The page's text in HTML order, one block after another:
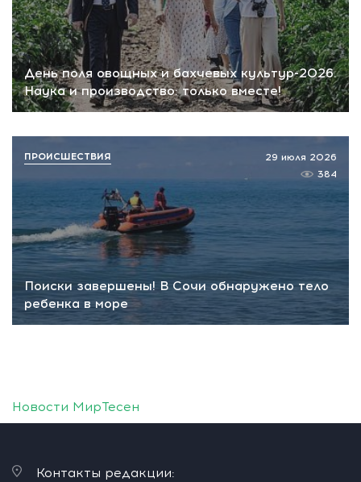
День поля овощных и бахчевых культур-2026.
Наука и производство: только вместе!
Поиски завершены! В Сочи обнаружено тело
ребенка в море
29 июля 2026
384
ПРОИСШЕСТВИЯ
Новости МирТесен
Контакты редакции: